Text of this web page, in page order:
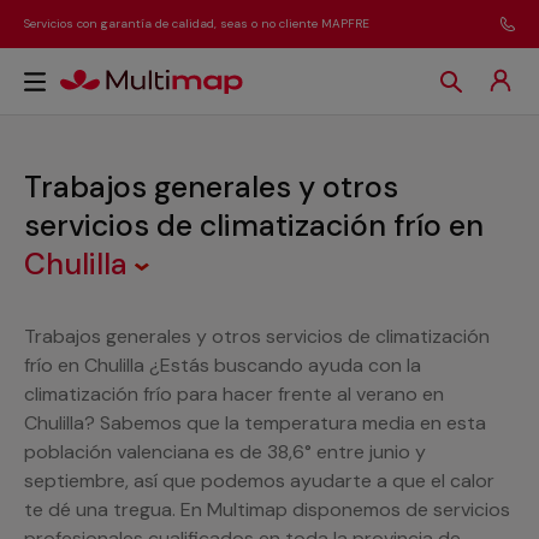
Servicios con garantía de calidad, seas o no cliente MAPFRE
Trabajos generales y otros
servicios de climatización frío en
Chulilla
Trabajos generales y otros servicios de climatización
frío en Chulilla ¿Estás buscando ayuda con la
climatización frío para hacer frente al verano en
Chulilla? Sabemos que la temperatura media en esta
población valenciana es de 38,6° entre junio y
septiembre, así que podemos ayudarte a que el calor
te dé una tregua. En Multimap disponemos de servicios